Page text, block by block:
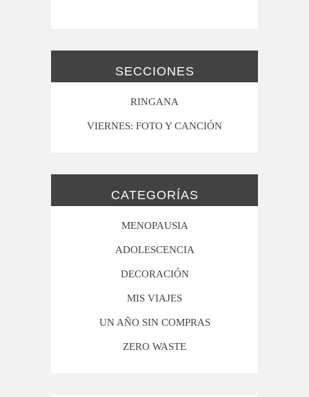
SECCIONES
RINGANA
VIERNES: FOTO Y CANCIÓN
CATEGORÍAS
MENOPAUSIA
ADOLESCENCIA
DECORACIÓN
MIS VIAJES
UN AÑO SIN COMPRAS
ZERO WASTE